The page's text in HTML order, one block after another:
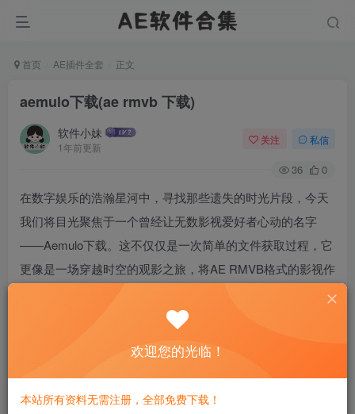
首页 AE插件全套 正文
aemulo下载(ae rmvb 下载)
软件小妹
1年前更新
关注 私信
36 0
在数字娱乐的浩瀚星河中，寻找那些遗失的时光片段，今天
我们将目光聚焦于一个曾经让无数影视爱好者心动的名字
——Aemulo下载。这不仅仅是一次简单的文件获取过程，它
更像是一场穿越时空的观影之旅，将AE RMVB格式的影视作
品，以一种近乎魔法的方式，带入我们的世界。在这个快速
消费的时代，让我们一起重温那份通过Aemulo寻找经典与新
欢迎您的光临！
本站所有资料无需注册，全部免费下载！